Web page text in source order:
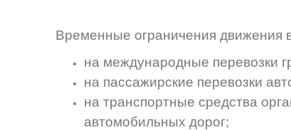
Временные ограничения движения
на международные перевозки
на пассажирские перевозки
на транспортные средства
автомобильных дорог;